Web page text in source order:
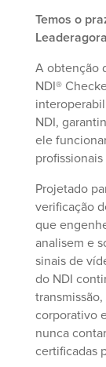
Temos o
A obtenção
NDI®
NDI,
ele
Projetado
verificação
que
analisem e
sinais de
do NDI
corporativo
nunca
certificadas